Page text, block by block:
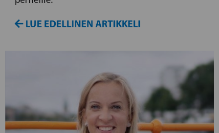
LUE EDELLINEN ARTIKKELI